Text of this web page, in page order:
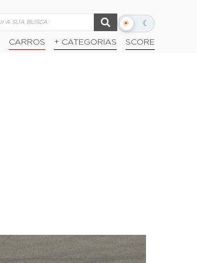
☀ ☾
Alternar
escuro
CARROS + CATEGORIAS SCORE